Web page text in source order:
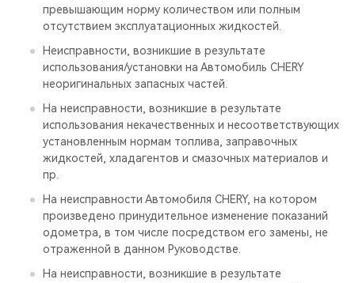
превышающим норму количеством или полным
отсутствием эксплуатационных жидкостей.
Неисправности, возникшие в результате
использования/установки на Автомобиль CHERY
неоригинальных запасных частей.
На неисправности, возникшие в результате
использования некачественных и несоответствующих
установленным нормам топлива, заправочных
жидкостей, хладагентов и смазочных материалов и
пр.
На неисправности Автомобиля CHERY, на котором
произведено принудительное изменение показаний
одометра, в том числе посредством его замены, не
отраженной в данном Руководстве.
На неисправности, возникшие в результате